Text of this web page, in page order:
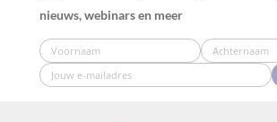
nieuws, webinars en meer